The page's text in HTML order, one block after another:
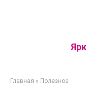
Главная » Полезное